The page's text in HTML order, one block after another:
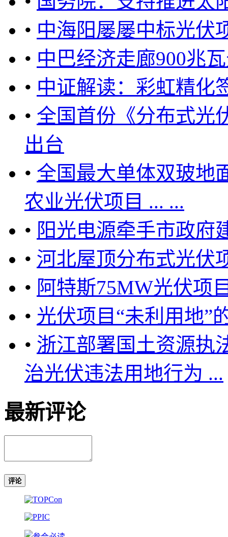
• 中海阳屡屡中标光伏
• 中巴经济走廊900兆
• 中证解读：彩虹精化
• 全国首份《分布式光
出台
• 全国最大单体双玻地
农业光伏项目 ... ...
• 阳光电源牵手市政府
• 河北屋顶分布式光伏
• 阿特斯75MW光伏项
• 光伏项目“未利用地”
• 浙江部署国土资源执
治光伏违法用地行为 ...
最新评论
评论